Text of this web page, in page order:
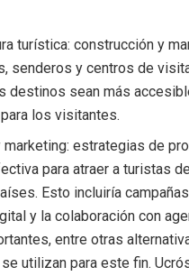
turística: construcción y
senderos y centros de
destinos sean más
los visitantes.
marketing: estrategias de
para atraer a turistas
Esto incluiría
y la colaboración con
entre otras
utilizan para este fin.